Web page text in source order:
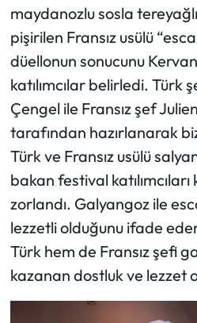
maydanozlu sosla
pişirilen Fransız usülü
düellonun sonucunu
katılımcılar belirledi. Türk
Çengel ile Fransız şef
tarafından hazırlanarak
Türk ve Fransız usülü
bakan festival
zorlandı. Galyangoz ile
lezzetli olduğunu ifade
Türk hem de Fransız şefi
kazanan dostluk ve lezzet